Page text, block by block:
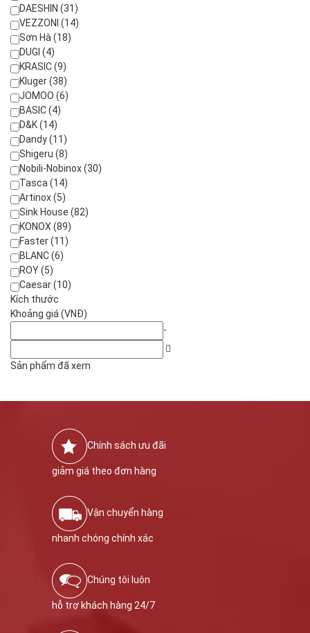
DAESHIN (31)
VEZZONI (14)
Sơn Hà (18)
DUGI (4)
KRASIC (9)
Kluger (38)
JOMOO (6)
BASIC (4)
D&K (14)
Dandy (11)
Shigeru (8)
Nobili-Nobinox (30)
Tasca (14)
Artinox (5)
Sink House (82)
KONOX (89)
Faster (11)
BLANC (6)
ROY (5)
Caesar (10)
Kích thước
Khoảng giá (VNĐ)
-
Sản phẩm đã xem
Chính sách ưu đãi
giảm giá theo đơn hàng
Vận chuyển hàng
nhanh chóng chính xác
Chúng tôi luôn
hỗ trợ khách hàng 24/7